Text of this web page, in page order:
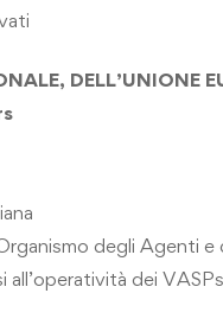
DELL’UNIONE
degli Agenti
all’operatività dei